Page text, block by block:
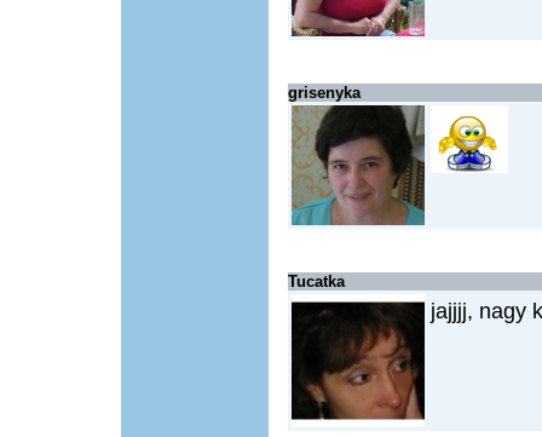
grisenyka
Tucatka
jajjjj, nagy